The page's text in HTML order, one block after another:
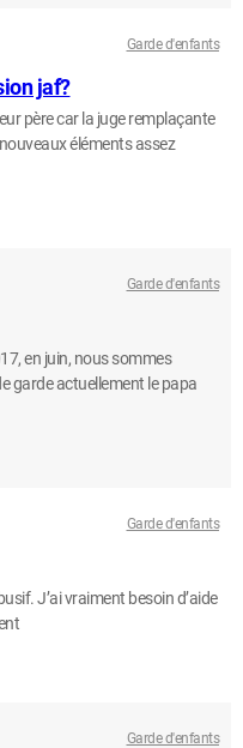
Garde d'enfants
jaf?
père car la juge remplaçante
éléments assez
Garde d'enfants
en juin, nous sommes
garde actuellement le papa
Garde d'enfants
J’ai vraiment besoin d’aide
Garde d'enfants